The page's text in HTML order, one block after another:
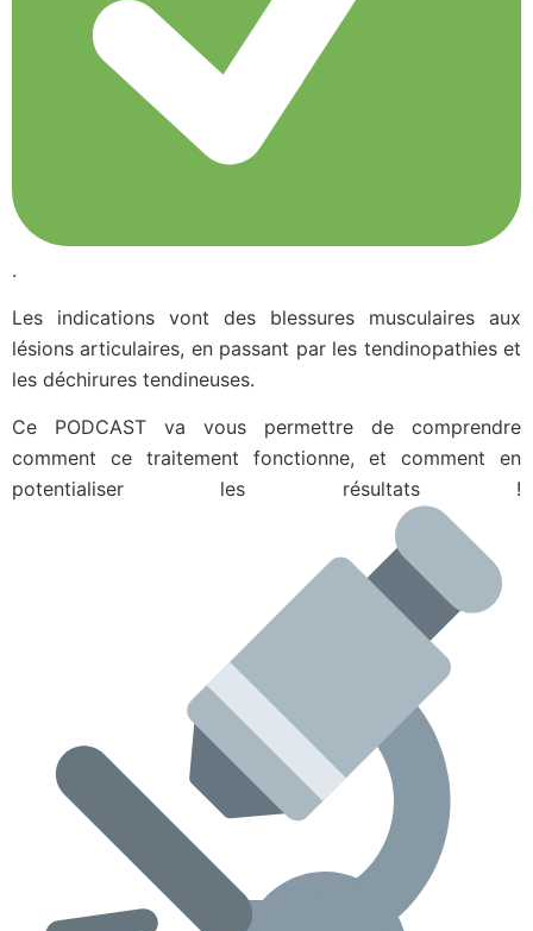
.
Les indications vont des blessures musculaires aux
lésions articulaires, en passant par les tendinopathies et
les déchirures tendineuses.
Ce PODCAST va vous permettre de comprendre
comment ce traitement fonctionne, et comment en
potentialiser les résultats !